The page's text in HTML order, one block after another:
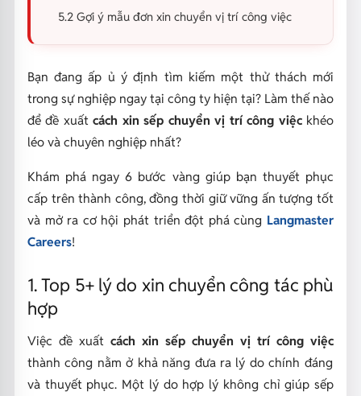
5.2 Gợi ý mẫu đơn xin chuyển vị trí công việc
Bạn đang ấp ủ ý định tìm kiếm một thử thách mới
trong sự nghiệp ngay tại công ty hiện tại? Làm thế nào
để đề xuấtcách xin sếp chuyển vị trí công việckhéo
léo và chuyên nghiệp nhất?
Khám phá ngay 6 bước vàng giúp bạn thuyết phục
cấp trên thành công, đồng thời giữ vững ấn tượng tốt
và mở ra cơ hội phát triển đột phá cùng Langmaster
Careers!
1. Top 5+ lý do xin chuyển công tác phù
hợp
Việc đề xuất cách xin sếp chuyển vị trí công việc
thành công nằm ở khả năng đưa ra lý do chính đáng
và thuyết phục. Một lý do hợp lý không chỉ giúp sếp